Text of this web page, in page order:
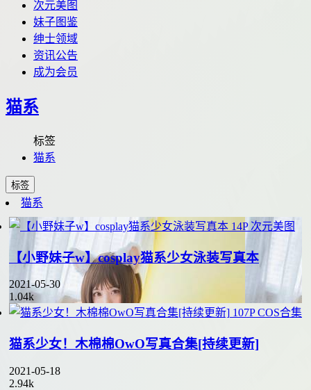
次元美图
妹子图鉴
绅士领域
资讯公告
成为会员
猫系
标签
猫系
标签
猫系
14P 次元美图
【小野妹子w】cosplay猫系少女泳装写真本
2021-05-30
1.04k
107P COS合集
猫系少女！木棉棉OwO写真合集[持续更新]
2021-05-18
2.94k